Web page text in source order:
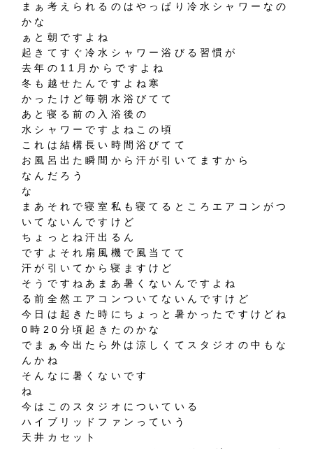
まぁ考えられるのはやっぱり冷水シャワーなの
かな
ぁと朝ですよね
起きてすぐ冷水シャワー浴びる習慣が
去年の11月からですよね
冬も越せたんですよね寒
かったけど毎朝水浴びてて
あと寝る前の入浴後の
水シャワーですよねこの頃
これは結構長い時間浴びてて
お風呂出た瞬間から汗が引いてますから
なんだろう
な
まあそれで寝室私も寝てるところエアコンがつ
いてないんですけど
ちょっとね汗出るん
ですよそれ扇風機で風当てて
汗が引いてから寝ますけど
そうですねあまあ暑くないんですよね
る前全然エアコンついてないんですけど
今日は起きた時にちょっと暑かったですけどね
0時20分頃起きたのかな
でまぁ今出たら外は涼しくてスタジオの中もな
んかね
そんなに暑くないです
ね
今はこのスタジオについている
ハイブリッドファンっていう
天井カセット